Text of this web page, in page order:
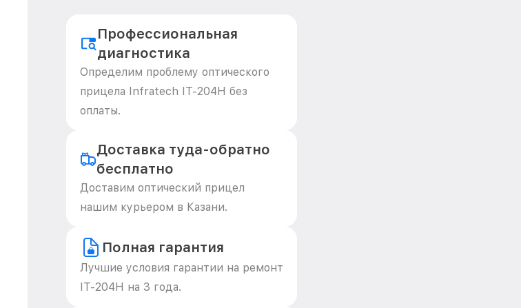
Профессиональная
диагностика
Определим проблему оптического
прицела Infratech IT-204H без
оплаты.
Доставка туда-обратно
бесплатно
Доставим оптический прицел
нашим курьером в Казани.
Полная гарантия
Лучшие условия гарантии на ремонт
IT-204H на 3 года.